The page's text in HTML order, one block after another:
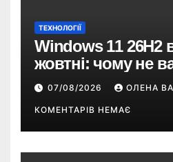
ТЕХНОЛОГІЇ
Windows 11 26H2
жовтні: чому не
пропускати це
07/08/2026 ОЛЕНА
КОМЕНТАРІВ НЕМАЄ